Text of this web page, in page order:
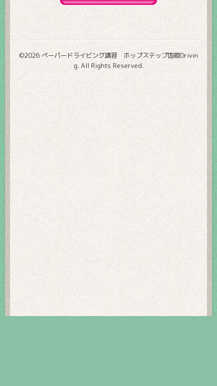
©2026 ペーパードライビング講習 ホップステップ国際Drivin
g. All Rights Reserved.